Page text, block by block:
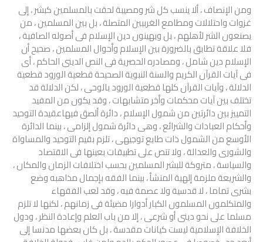
ومن الإنصاف ، ألا ينسب كل شر ومصيبة لحقت بالمسلمين كبشر ، إلى
غزوات واحتلالات ومطامع الغربيين المتصلة ، بل بين المسلمين ، من
يصنعون الشر لأهلهم ، بل ويهينون دين الإسلام فى أصوله الصافية ،
فلا علاقة تطابق بالضرورة بين الإسلام وأحوال المسلمين ، صحيح أن
الإسلام دين شامل ، ومصادره الحصرية فى النص الدينى الحاكم ، أى
فى آيات القرآن الكريم والسنة النبوية الصحيحة قطعية الورود قطعية
الدلالة ، وآيات القرآن كلها قطعية الورود بالوحى ، لكن الدلالة قد
تختلف بين آيات محكمات وأخر متشابهات ، وقد يكون من المفيد
التمييز بين دائرتين من شمول الإسلام ، دائرة ألصق فيهاعقيدة التوحيد
وأحكام العبادات والشرائع ، وهى دائرة شمول إلزامى ، بينما الدائرة
الأوسع من الشمول ذات طابع توجيهى ، تلزم بقيم التوحيد والمساواة
والشورى والعدالة ، ولا تنص على تطبيقات بعينها فى الاقتصاد
والسياسة ، متروكة للبشر المسلمين بحسب اختلافات الزمان والمكان ،
والشريعة ملزمة إلهية المنشأ ، بينما الفقه بإجمال مذاهبه وضع
بشرى تماما ، لا قدسية ولا عصمة فيه ، وقد لعب الفقهاء
والمتكلمون المسلمون الكبار أدوارا مضيئة فى زمانهم ، لكنها لا تلزم
مسلما على نحو دينى أو شرعى ، إلا من باب العلم وإعادة النظر ، ودول
الخلافة الإسلامية ليست كيانات مقدسة ، بل كان بعضها مدنسا إلى